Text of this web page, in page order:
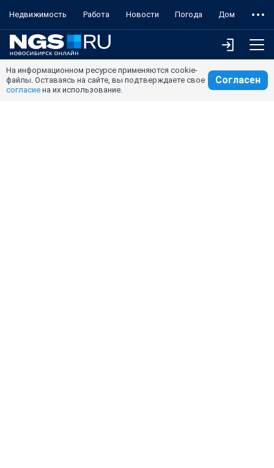
Недвижимость Работа Новости Погода Дом
На информационном ресурсе применяются cookie-
файлы. Оставаясь на сайте, вы подтверждаете свое
согласие на их использование.
Согласен